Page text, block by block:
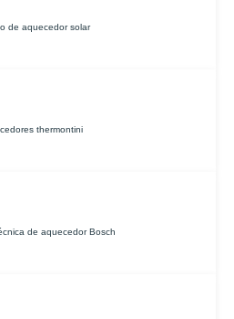
de aquecedor solar
thermontini
de aquecedor Bosch